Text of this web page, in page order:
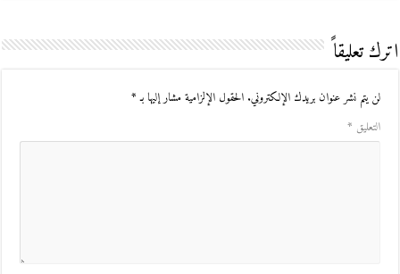
اترك تعليقاً
لن يتم نشر عنوان بريدك الإلكتروني. الحقول الإلزامية مشار إليها بـ*
التعليق *